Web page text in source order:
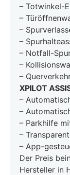
– Totwinkel-
–
–
–
– Notfall-
–
–
XPILOT
–
–
– Parkhilfe
–
– App-
Der Preis
Hersteller in